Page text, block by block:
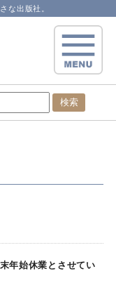
な出版社。
年始休業とさせてい